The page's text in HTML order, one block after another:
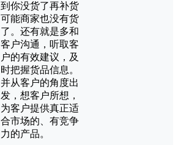
到你没货了再补货
可能商家也没有货
了。还有就是多和
客户沟通，听取客
户的有效建议，及
时把握货品信息。
并从客户的角度出
发，想客户所想，
为客户提供真正适
合市场的、有竞争
力的产品。